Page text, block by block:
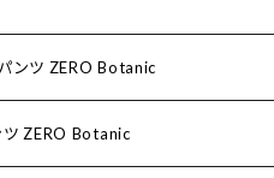
ンツ ZERO Botanic
ZERO Botanic